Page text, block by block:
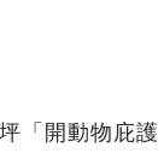
「開動物庇